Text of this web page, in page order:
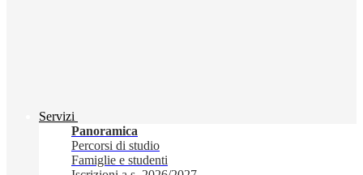
Servizi
Panoramica
Percorsi di studio
Famiglie e studenti